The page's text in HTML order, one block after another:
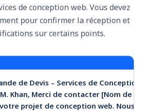
de conception web. Vous devez
pour confirmer la réception et
sur certains points.
de Devis – Services de
Khan, Merci de contacter [Nom de
projet de conception web. Nous